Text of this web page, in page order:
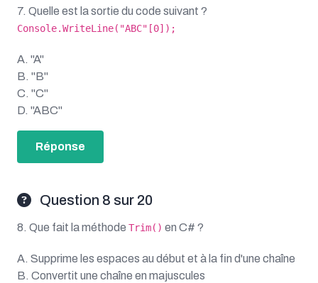
7. Quelle est la sortie du code suivant ?
Console.WriteLine("ABC"[0]);
A. "A"
B. "B"
C. "C"
D. "ABC"
Réponse
Question 8 sur 20
8. Que fait la méthode Trim() en C# ?
A. Supprime les espaces au début et à la fin d'une chaîne
B. Convertit une chaîne en majuscules